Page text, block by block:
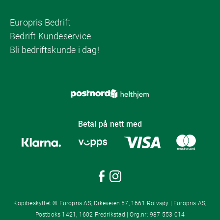
Europris Bedrift
Bedrift Kundeservice
Bli bedriftskunde i dag!
Betal på nett med
Kopibeskyttet © Europris AS, Dikeveien 57, 1661 Rolvsøy | Europris AS,
Postboks 1421, 1602 Fredrikstad | Org.nr: 987 553 014